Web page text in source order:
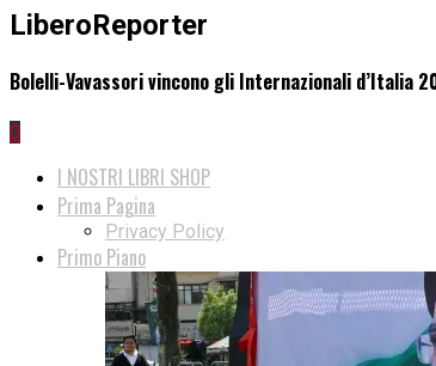
LiberoReporter
Bolelli-Vavassori vincono gli Internazionali d’Italia
0
I NOSTRI LIBRI SHOP
Prima Pagina
Privacy Policy
Primo Piano